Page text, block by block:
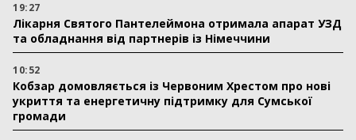
19:27
Лікарня Святого Пантелеймона отримала апарат УЗД
та обладнання від партнерів із Німеччини
10:52
Кобзар домовляється із Червоним Хрестом про нові
укриття та енергетичну підтримку для Сумської
громади